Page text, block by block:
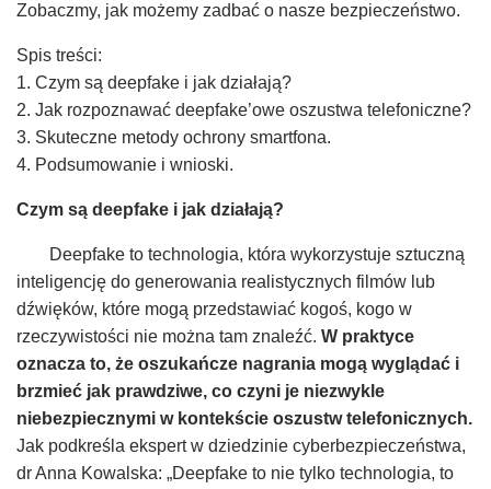
Zobaczmy, jak możemy zadbać o nasze bezpieczeństwo.
Spis treści:
1. Czym są deepfake i jak działają?
2. Jak rozpoznawać deepfake’owe oszustwa telefoniczne?
3. Skuteczne metody ochrony smartfona.
4. Podsumowanie i wnioski.
Czym są deepfake i jak działają?
Deepfake to technologia, która wykorzystuje sztuczną
inteligencję do generowania realistycznych filmów lub
dźwięków, które mogą przedstawiać kogoś, kogo w
rzeczywistości nie można tam znaleźć. W praktyce
oznacza to, że oszukańcze nagrania mogą wyglądać i
brzmieć jak prawdziwe, co czyni je niezwykle
niebezpiecznymi w kontekście oszustw telefonicznych.
Jak podkreśla ekspert w dziedzinie cyberbezpieczeństwa,
dr Anna Kowalska: „Deepfake to nie tylko technologia, to